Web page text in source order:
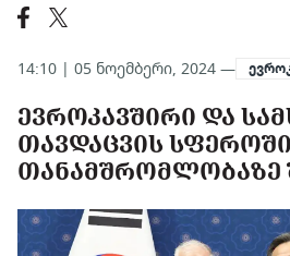
14:10 | 05 ნოემბერი, 2024 —
ᲔᲕᲠᲝᲙᲐᲕᲨᲘᲠᲘ ᲓᲐ
ᲗᲐᲕᲓᲐᲪᲕᲘᲡ ᲡᲤᲔᲠᲝᲨᲘ
ᲗᲐᲜᲐᲛᲨᲠᲝᲛᲚᲝᲑᲐᲖᲔ